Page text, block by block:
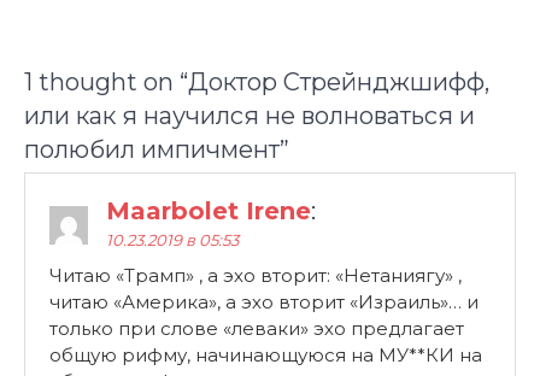
1 thought on “Доктор Стрейнджшифф,
или как я научился не волноваться и
полюбил импичмент”
Maarbolet Irene:
10.23.2019 в 05:53
Читаю «Трамп» , а эхо вторит: «Нетаниягу» ,
читаю «Америка», а эхо вторит «Израиль»… и
только при слове «леваки» эхо предлагает
общую рифму, начинающуюся на МУ**КИ на